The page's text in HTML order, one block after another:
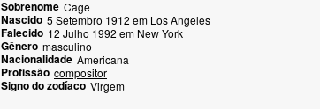
Sobrenome Cage
Nascido 5 Setembro 1912 em Los Angeles
Falecido 12 Julho 1992 em New York
Gênero masculino
Nacionalidade Americana
Profissão compositor
Signo do zodíaco Virgem